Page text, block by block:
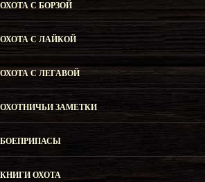
ОХОТА С БОРЗОЙ
ОХОТА С ЛАЙКОЙ
ОХОТА С ЛЕГАВОЙ
ОХОТНИЧЬИ ЗАМЕТКИ
БОЕПРИПАСЫ
КНИГИ ОХОТА